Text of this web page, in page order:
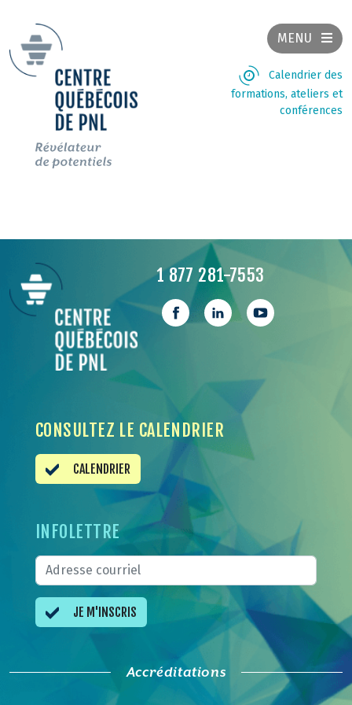
MENU
Calendrier des
formations, ateliers et
conférences
1 877 281-7553
CONSULTEZ LE CALENDRIER
CALENDRIER
INFOLETTRE
JE M'INSCRIS
Accréditations